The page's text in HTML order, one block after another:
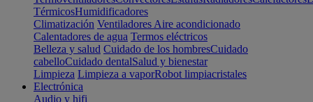
TérmicosHumidificadores
Climatización Ventiladores Aire acondicionado
Calentadores de agua Termos eléctricos
Belleza y salud Cuidado de los hombresCuidado
cabelloCuidado dentalSalud y bienestar
Limpieza Limpieza a vaporRobot limpiacristales
Electrónica
Audio y hifi